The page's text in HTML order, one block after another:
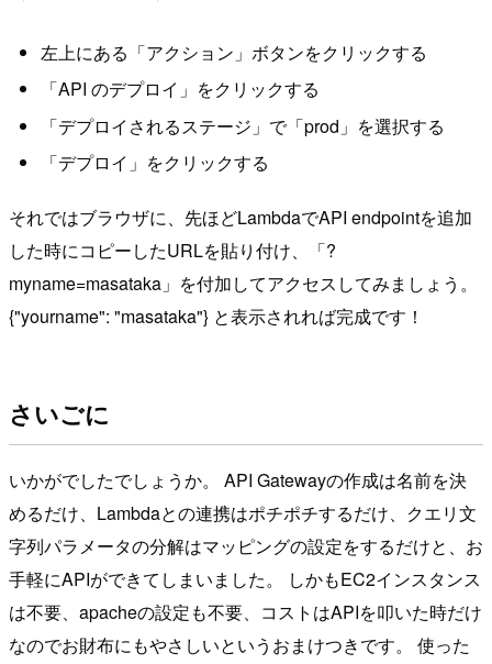
左上にある「アクション」ボタンをクリックする
「API のデプロイ」をクリックする
「デプロイされるステージ」で「prod」を選択する
「デプロイ」をクリックする
それではブラウザに、先ほどLambdaでAPI endpointを追加
した時にコピーしたURLを貼り付け、「?
myname=masataka」を付加してアクセスしてみましょう。
{"yourname": "masataka"} と表示されれば完成です！
さいごに
いかがでしたでしょうか。 API Gatewayの作成は名前を決
めるだけ、Lambdaとの連携はポチポチするだけ、クエリ文
字列パラメータの分解はマッピングの設定をするだけと、お
手軽にAPIができてしまいました。 しかもEC2インスタンス
は不要、apacheの設定も不要、コストはAPIを叩いた時だけ
なのでお財布にもやさしいというおまけつきです。 使った